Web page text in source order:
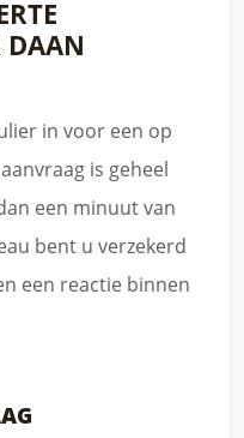
DAAN
in voor een op
is geheel
een minuut van
bent u verzekerd
een reactie binnen